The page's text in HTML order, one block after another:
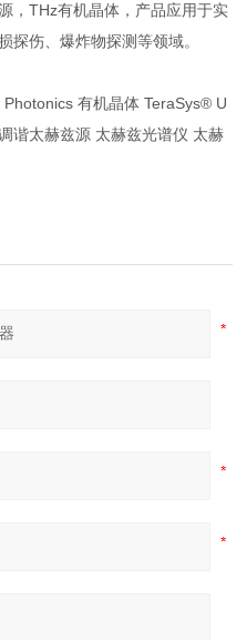
，THz有机晶体，产品应用于实
探伤、爆炸物探测等领域。
有机晶体 TeraSys® U
谐太赫兹源 太赫兹光谱仪 太赫